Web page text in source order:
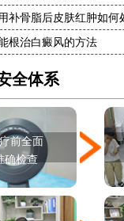
补骨脂后皮肤红肿如何
根治白癜风的方法
全体系
前全面
确检查